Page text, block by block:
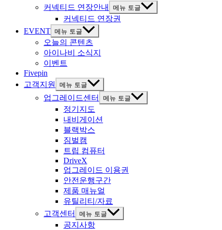
커넥티드 연장안내
메뉴 토글
커넥티드 연장권
EVENT 메뉴 토글
오늘의 콘텐츠
아이나비 소식지
이벤트
Fivepin
고객지원
메뉴 토글
업그레이드센터 메뉴 토글
정기지도
내비게이션
블랙박스
짐벌캠
트립 컴퓨터
DriveX
업그레이드 이용권
안전운행구간
제품 매뉴얼
유틸리티/자료
고객센터
메뉴 토글
공지사항